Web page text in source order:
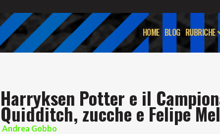
HOME BLOG RUBRICHE
Harryksen Potter e il
Quidditch, zucche e Felipe
Andrea Gobbo